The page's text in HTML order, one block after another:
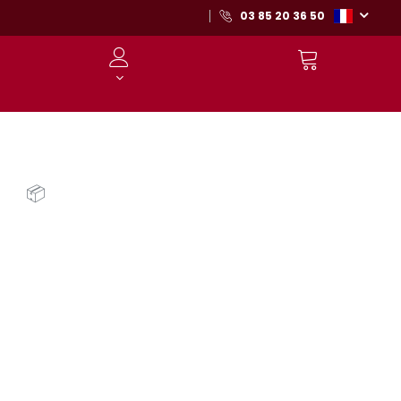
03 85 20 36 50
📦